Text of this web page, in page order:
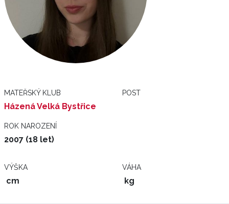
MATEŘSKÝ KLUB
Házená Velká Bystřice
POST
ROK NAROZENÍ
2007 (18 let)
VÝŠKA
cm
VÁHA
kg